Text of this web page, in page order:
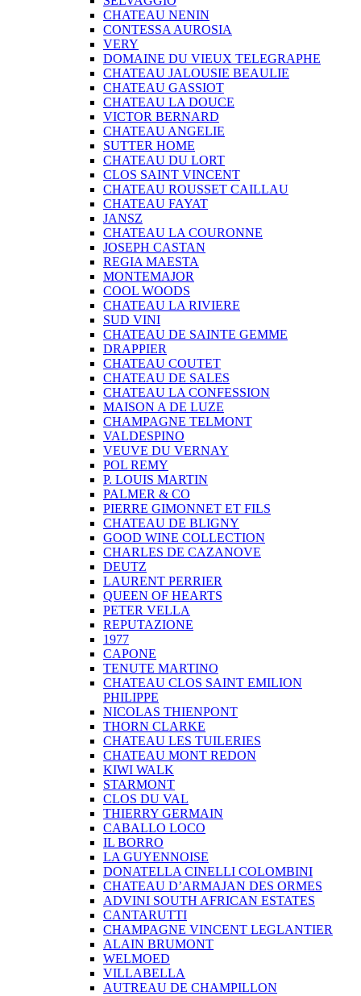
CHATEAU NENIN
CONTESSA AUROSIA
VERY
DOMAINE DU VIEUX TELEGRAPHE
CHATEAU JALOUSIE BEAULIE
CHATEAU GASSIOT
CHATEAU LA DOUCE
VICTOR BERNARD
CHATEAU ANGELIE
SUTTER HOME
CHATEAU DU LORT
CLOS SAINT VINCENT
CHATEAU ROUSSET CAILLAU
CHATEAU FAYAT
JANSZ
CHATEAU LA COURONNE
JOSEPH CASTAN
REGIA MAESTA
MONTEMAJOR
COOL WOODS
CHATEAU LA RIVIERE
SUD VINI
CHATEAU DE SAINTE GEMME
DRAPPIER
CHATEAU COUTET
CHATEAU DE SALES
CHATEAU LA CONFESSION
MAISON A DE LUZE
CHAMPAGNE TELMONT
VALDESPINO
VEUVE DU VERNAY
POL REMY
P. LOUIS MARTIN
PALMER & CO
PIERRE GIMONNET ET FILS
CHATEAU DE BLIGNY
GOOD WINE COLLECTION
CHARLES DE CAZANOVE
DEUTZ
LAURENT PERRIER
QUEEN OF HEARTS
PETER VELLA
REPUTAZIONE
1977
CAPONE
TENUTE MARTINO
CHATEAU CLOS SAINT EMILION
PHILIPPE
NICOLAS THIENPONT
THORN CLARKE
CHATEAU LES TUILERIES
CHATEAU MONT REDON
KIWI WALK
STARMONT
CLOS DU VAL
THIERRY GERMAIN
CABALLO LOCO
IL BORRO
LA GUYENNOISE
DONATELLA CINELLI COLOMBINI
CHATEAU D’ARMAJAN DES ORMES
ADVINI SOUTH AFRICAN ESTATES
CANTARUTTI
CHAMPAGNE VINCENT LEGLANTIER
ALAIN BRUMONT
WELMOED
VILLABELLA
AUTREAU DE CHAMPILLON